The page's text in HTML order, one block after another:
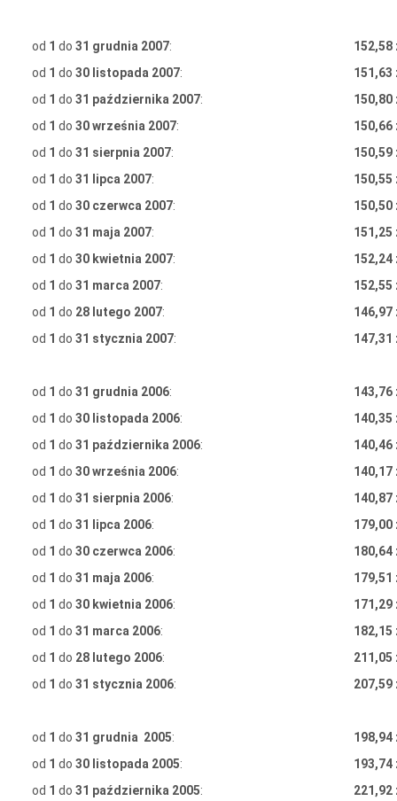
od 1 do 31 grudnia 2007:
152,58
od 1 do 30 listopada 2007:
151,63
od 1 do 31 października 2007:
150,80
od 1 do 30 września 2007:
150,66
od 1 do 31 sierpnia 2007:
150,59
od 1 do 31 lipca 2007:
150,55
od 1 do 30 czerwca 2007:
150,50
od 1 do 31 maja 2007:
151,25
od 1 do 30 kwietnia 2007:
152,24
od 1 do 31 marca 2007:
152,55
od 1 do 28 lutego 2007:
146,97
od 1 do 31 stycznia 2007: 147,31
od 1 do 31 grudnia 2006:
143,76
od 1 do 30 listopada 2006:
140,35
od 1 do 31 października 2006:
140,46
od 1 do 30 września 2006:
140,17
od 1 do 31 sierpnia 2006:
140,87
od 1 do 31 lipca 2006:
179,00
od 1 do 30 czerwca 2006:
180,64
od 1 do 31 maja 2006:
179,51
od 1 do 30 kwietnia 2006:
171,29
od 1 do 31 marca 2006:
182,15
od 1 do 28 lutego 2006:
211,05
od 1 do 31 stycznia 2006: 207,59
od 1 do 31 grudnia 2005:
198,94
od 1 do 30 listopada 2005:
193,74
od 1 do 31 października 2005:
221,92